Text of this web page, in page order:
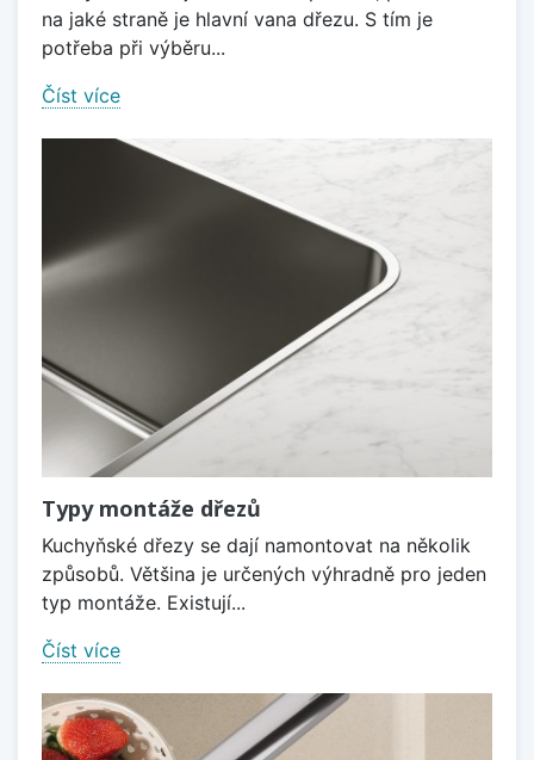
na jaké straně je hlavní vana dřezu. S tím je
potřeba při výběru...
Číst více
Typy montáže dřezů
Kuchyňské dřezy se dají namontovat na několik
způsobů. Většina je určených výhradně pro jeden
typ montáže. Existují...
Číst více